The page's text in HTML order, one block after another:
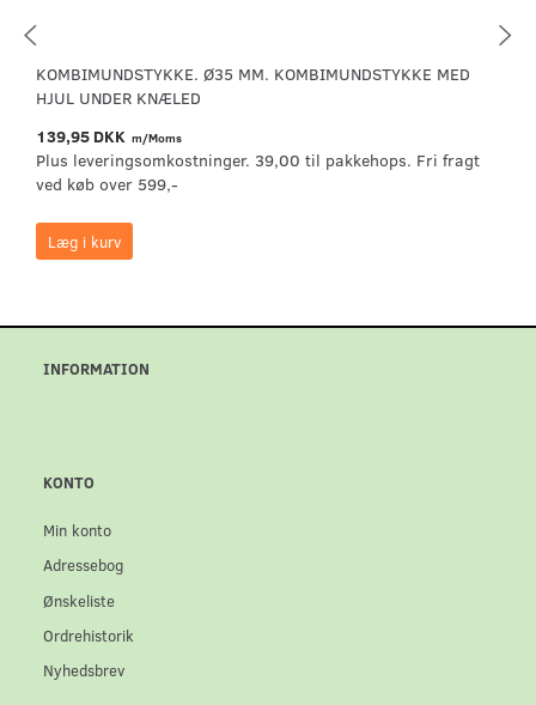
KOMBIMUNDSTYKKE. Ø35 MM. KOMBIMUNDSTYKKE MED
HJUL UNDER KNÆLED
139,95 DKK m/Moms
Plus leveringsomkostninger. 39,00 til pakkehops. Fri fragt
ved køb over 599,-
Læg i kurv
INFORMATION
KONTO
Min konto
Adressebog
Ønskeliste
Ordrehistorik
Nyhedsbrev